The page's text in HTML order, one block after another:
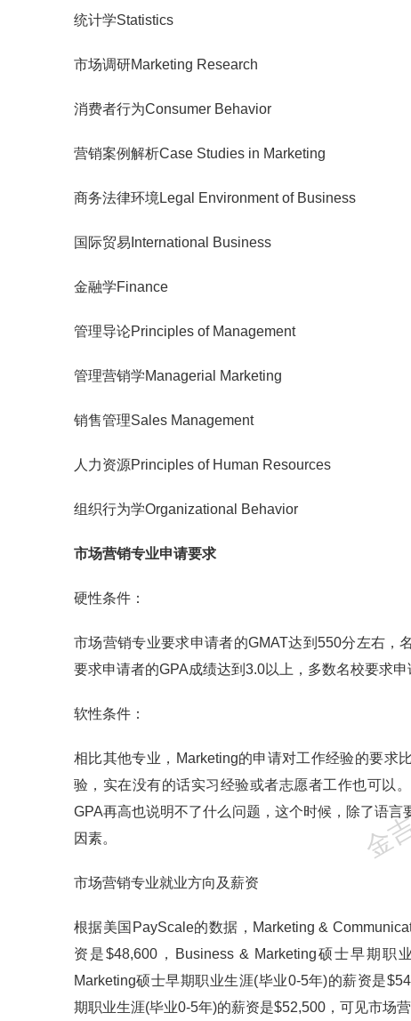
统计学Statistics
市场调研Marketing Research
消费者行为Consumer Behavior
营销案例解析Case Studies in Marketing
商务法律环境Legal Environment of Business
国际贸易International Business
金融学Finance
管理导论Principles of Management
管理营销学Managerial Marketing
销售管理Sales Management
人力资源Principles of Human Resources
组织行为学Organizational Behavior
市场营销专业申请要求
硬性条件：
市场营销专业要求申请者的GMAT达到550分左右，
要求申请者的GPA成绩达到3.0以上，多数名校要求申
软性条件：
相比其他专业，Marketing的申请对工作经验的要求
验，实在没有的话实习经验或者志愿者工作也可以
GPA再高也说明不了什么问题，这个时候，除了语
因素。
市场营销专业就业方向及薪资
根据美国PayScale的数据，Marketing &
资是$48,600，Business & Marketing硕士早期职
Marketing硕士早期职业生涯(毕业0-5年)的薪资是
期职业生涯(毕业0-5年)的薪资是$52,500，可见市场
金